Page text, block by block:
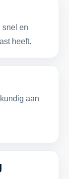
snel en
heeft.
aan